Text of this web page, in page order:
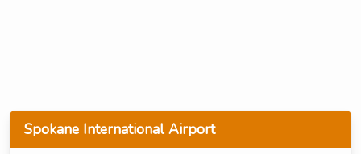
Spokane International Airport